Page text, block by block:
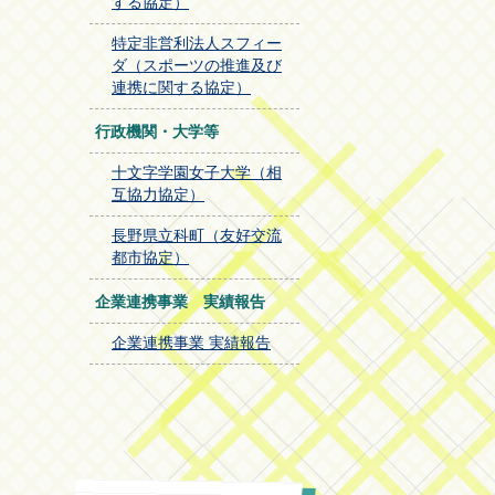
特定非営利法人スフィー
ダ（スポーツの推進及び
連携に関する協定）
行政機関・大学等
十文字学園女子大学（相
互協力協定）
長野県立科町（友好交流
都市協定）
企業連携事業 実績報告
企業連携事業 実績報告